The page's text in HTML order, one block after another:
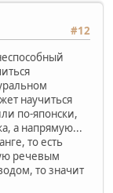
#12
научиться
по-японски,
а напрямую...
то есть
речевым
то значит